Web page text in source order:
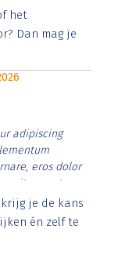
lorem
posuere.
het
Dan mag je
adipiscing
eros dolor
vitae erat.
rutrum lorem
posuere.
je de kans
én zelf te